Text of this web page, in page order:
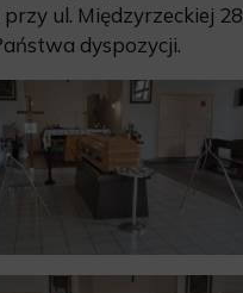
ul. Międzyrzeckiej 28
dyspozycji.